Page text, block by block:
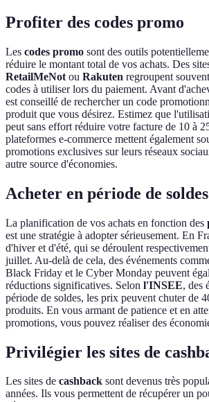
Profiter des codes promo
Les codes promo sont des outils
réduire le montant total de vos achats. Des
RetailMeNot ou Rakuten regroupent
codes à utiliser lors du paiement. Avant
est conseillé de rechercher un code
produit que vous désirez. Estimez que
peut sans effort réduire votre facture de 10 à
plateformes e-commerce mettent également
promotions exclusives sur leurs réseaux
autre source d'économies.
Acheter en période de soldes
La planification de vos achats en fonction des
est une stratégie à adopter sérieusement. En
d'hiver et d'été, qui se déroulent
juillet. Au-delà de cela, des événements
Black Friday et le Cyber Monday peuvent
réductions significatives. Selon l'INSEE, des
période de soldes, les prix peuvent chuter de
produits. En vous armant de patience et en
promotions, vous pouvez réaliser des
Privilégier les sites de
Les sites de cashback sont devenus très
années. Ils vous permettent de récupérer un